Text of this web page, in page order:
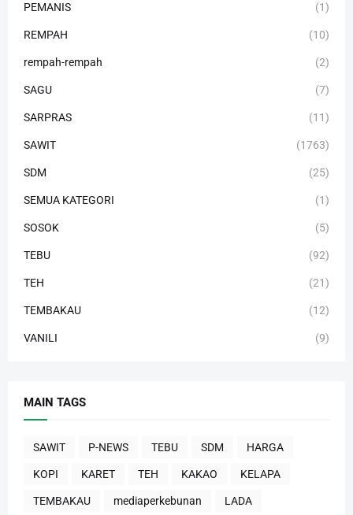
PEMANIS (1)
REMPAH (10)
rempah-rempah (2)
SAGU (7)
SARPRAS (11)
SAWIT (1763)
SDM (25)
SEMUA KATEGORI (1)
SOSOK (5)
TEBU (92)
TEH (21)
TEMBAKAU (12)
VANILI (9)
MAIN TAGS
SAWIT P-NEWS TEBU SDM HARGA
KOPI KARET TEH KAKAO KELAPA
TEMBAKAU mediaperkebunan LADA